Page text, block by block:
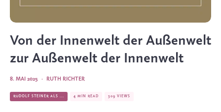
Von der Innenwelt der Außenwelt
zur Außenwelt der Innenwelt
RUTH RICHTER
·
8. MAI 2025
RUDOLF STEINER ALS ... 4 MIN READ 309 VIEWS